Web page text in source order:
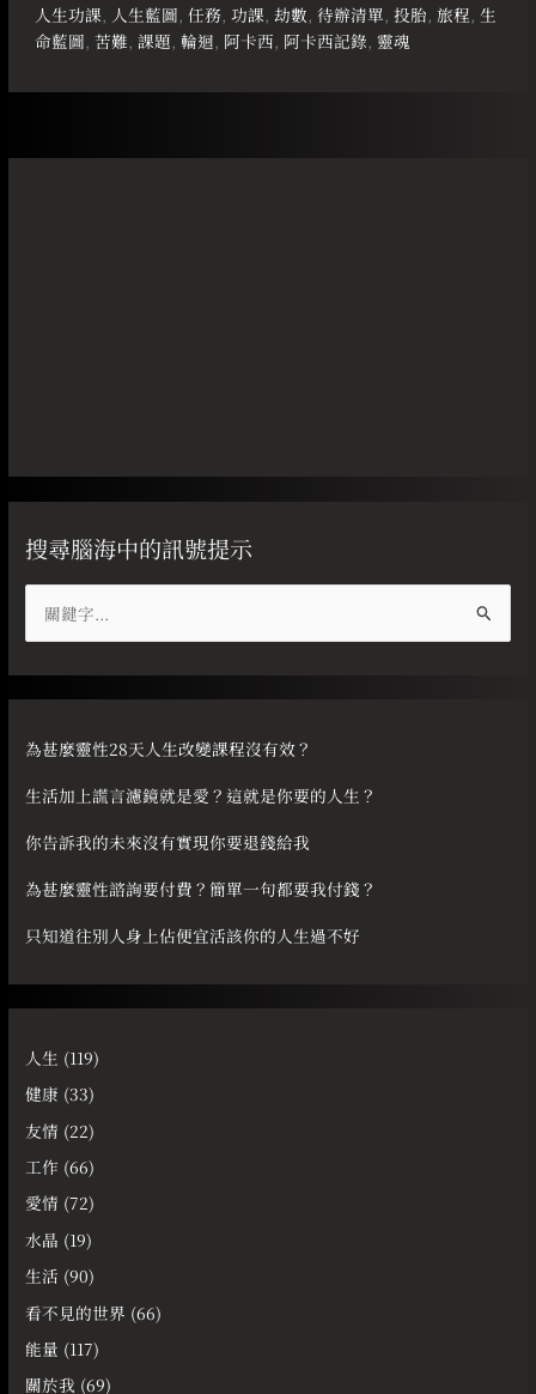
人生功課, 人生藍圖,任務,功課,劫數,待辦清單,投胎,旅程,生
命藍圖,苦難,課題,輪迴, 阿卡西, 阿卡西記錄,靈魂
搜尋腦海中的訊號提示
尋
關
字
為甚麼靈性28天人生改變課程沒有效？
生活加上謊言濾鏡就是愛？這就是你要的人生？
你告訴我的未來沒有實現你要退錢給我
為甚麼靈性諮詢要付費？簡單一句都要我付錢？
只知道往別人身上佔便宜活該你的人生過不好
人生 (119)
健康 (33)
友情 (22)
工作 (66)
愛情 (72)
水晶 (19)
生活 (90)
看不見的世界 (66)
能量 (117)
關於我 (69)